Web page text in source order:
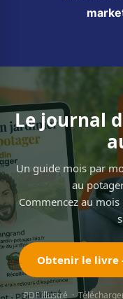
Le journal
Un guide mois par
au
Commencez au
Obtenir le livre
PDF illustré ·